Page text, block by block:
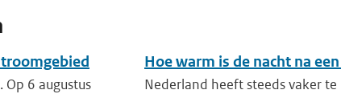
6 augustus
Hoe warm is de nacht na
Nederland heeft steeds vaker